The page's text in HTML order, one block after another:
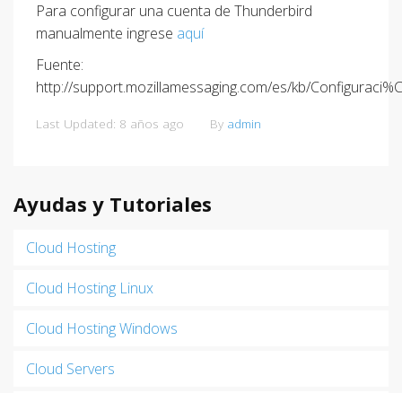
Para configurar una cuenta de Thunderbird
manualmente ingrese aquí
Fuente:
http://support.mozillamessaging.com/es/kb/
Last Updated: 8 años ago By admin
Ayudas y Tutoriales
Cloud Hosting
Cloud Hosting Linux
Cloud Hosting Windows
Cloud Servers